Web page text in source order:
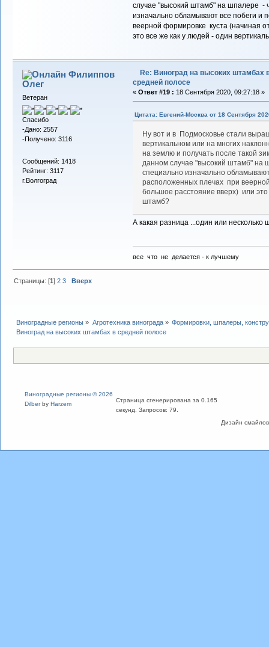
случае "высокий штамб" на шпалере -
изначально обламывают все побеги и
веерной формировке куста (начиная
это все же как у людей - один
Филиппов
Олег
Ветеран
Спасибо
-Дано: 2557
-Получено: 3116
Сообщений: 1418
Рейтинг: 3117
г.Волгоград
Re: Виноград на высоких штамбах
средней полосе
« Ответ #19 : 18 Сентября 2020, 09:27:18 »
Цитата: Евгений-Москва от 18 Сентября
Ну вот и в Подмосковье стали
вертикальном или на многих
на землю и получать после такой
данном случае "высокий штамб" на
специально изначально
расположенных плечах при
большое расстояние вверх) или
штамб?
А какая разница ...один или несколько
все что не делается - к лучшему
Страницы: [1]2 3 Вверх
Виноградные регионы » Агротехника винограда» Формировки, шпалеры,
Виноград на высоких штамбах в средней полосе
Дизайн
Виноградные регионы © 2026
Dilberby Harzem
Страница сгенерирована за 0.165
секунд. Запросов: 79.